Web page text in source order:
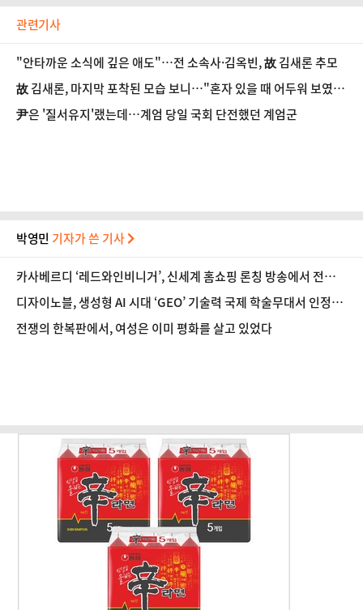
관련기사
"안타까운 소식에 깊은 애도"…전 소속사·김옥빈, 故 김새론 추모
故 김새론, 마지막 포착된 모습 보니…"혼자 있을 때 어두워 보였
다"
尹은 '질서유지'랬는데…계엄 당일 국회 단전했던 계엄군
박영민 기자가 쓴 기사
카사베르디 ‘레드와인비니거’, 신세계 홈쇼핑 론칭 방송에서 전량
매진
디자이노블, 생성형 AI 시대 ‘GEO’ 기술력 국제 학술무대서 인정받
아
전쟁의 한복판에서, 여성은 이미 평화를 살고 있었다